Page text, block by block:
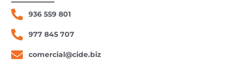
936 559 801
977 845 707
comercial@cide.biz